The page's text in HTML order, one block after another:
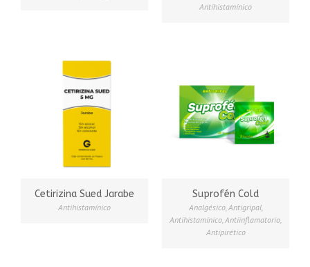
Antihistamínico
Cetirizina Sued Jarabe
Antihistamínico
Suprofén Cold
Analgésico,Antigripal,
Antihistamínico,Antiinflamatorio,
Antipirético